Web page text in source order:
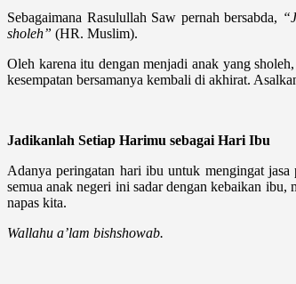
Sebagaimana Rasulullah Saw pernah bersabda,
sholeh” (HR. Muslim).
Oleh karena itu dengan menjadi anak yang
kesempatan bersamanya kembali di akhirat.
Jadikanlah Setiap Harimu sebagai Hari Ibu
Adanya peringatan hari ibu untuk mengingat
semua anak negeri ini sadar dengan kebaikan
napas kita.
Wallahu a’lam bishshowab.